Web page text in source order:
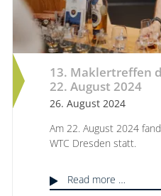
13. Maklertreffen
22. August 2024
26. August 2024
Am 22. August 2024
WTC Dresden statt.
Read more …